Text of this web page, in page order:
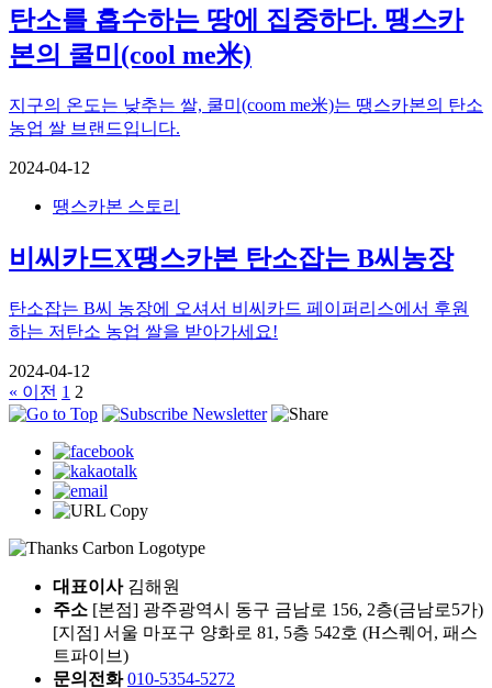
탄소를 흡수하는 땅에 집중하다. 땡스카
본의 쿨미(cool me米)
지구의 온도는 낮추는 쌀, 쿨미(coom me米)는 땡스카본의 탄소
농업 쌀 브랜드입니다.
2024-04-12
땡스카본 스토리
비씨카드X땡스카본 탄소잡는 B씨농장
탄소잡는 B씨 농장에 오셔서 비씨카드 페이퍼리스에서 후원
하는 저탄소 농업 쌀을 받아가세요!
2024-04-12
« 이전 1 2
대표이사김해원
주소 [본점] 광주광역시 동구 금남로 156, 2층(금남로5가)
[지점] 서울 마포구 양화로 81, 5층 542호 (H스퀘어, 패스
트파이브)
문의전화 010-5354-5272